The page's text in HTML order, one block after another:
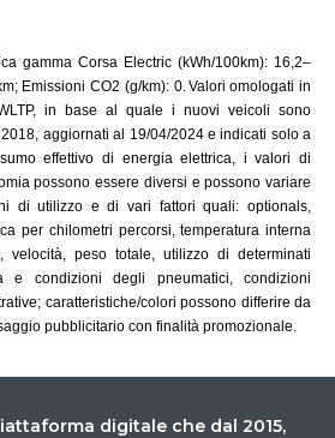
gamma Corsa Electric (kWh/100km): 16,2–
Emissioni CO2 (g/km): 0. Valori omologati in
in base al quale i nuovi veicoli sono
aggiornati al 19/04/2024 e indicati solo a
effettivo di energia elettrica, i valori di
possono essere diversi e possono variare
di utilizzo e di vari fattori quali: optionals,
per chilometri percorsi, temperatura interna
peso totale, utilizzo di determinati
e condizioni degli pneumatici, condizioni
caratteristiche/colori possono differire da
pubblicitario con finalità promozionale.
digitale che dal 2015,